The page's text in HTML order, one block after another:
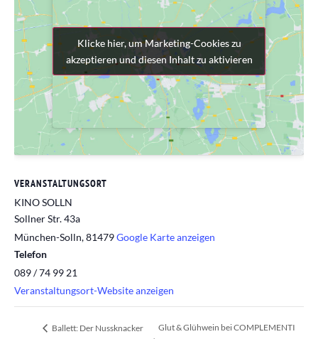
VERANSTALTUNGSORT
KINO SOLLN
Sollner Str. 43a
München-Solln,81479Google Karte anzeigen
Telefon
089 / 74 99 21
Veranstaltungsort-Website anzeigen
Klicke hier, um Marketing-Cookies zu
akzeptieren und diesen Inhalt zu aktivieren
Klicke hier, um Marketing-Cookies zu
akzeptieren und diesen Inhalt zu aktivieren
Ballett: Der Nussknacker Glut & Glühwein bei COMPLEMENTI